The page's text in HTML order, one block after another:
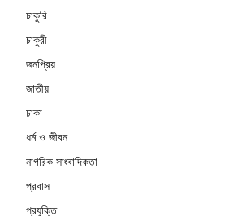
চাকুরি
চাকুরী
জনপ্রিয়
জাতীয়
ঢাকা
ধর্ম ও জীবন
নাগরিক সাংবাদিকতা
প্রবাস
প্রযুক্তি